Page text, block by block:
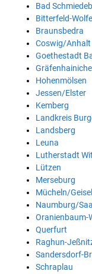
Bad
Bitterfeld-
Braunsbedra
Coswig/Anhalt
Goethestadt
Hohenmölsen
Jessen/Elster
Kemberg
Landkreis
Landsberg
Leuna
Lutherstadt
Lützen
Merseburg
Mücheln/
Naumburg/
Oranienbaum-
Querfurt
Raghun-
Sandersdorf-
Schraplau